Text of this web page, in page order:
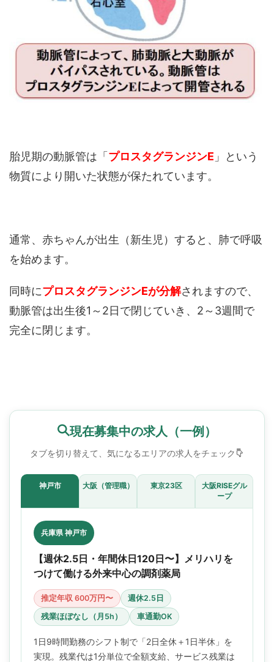
胎児期の動脈管は「プロスタグランジンE 」という
物質により開いた状態が保たれています。
通常、赤ちゃんが出生（新生児）すると、肺で呼吸
を始めます。
同時にプロスタグランジンEが分解されますので、
動脈管は出生後1～2日で閉じていき、2～3週間で
完全に閉じます。
現在募集中の求人（一例）
タブを切り替えて、気になるエリアの求人をチェック
神戸市 大阪（管理職） 東京23区
大阪RISEグル
ープ
兵庫県 神戸市
【週休2.5日・年間休日120日〜】メリハリを
つけて働ける外来中心の調剤薬局
推定年収 600万円〜
週休2.5日
残業ほぼなし（月5h）
車通勤OK
1日9時間勤務のシフト制で「2日全休＋1日半休」を
実現。残業代は1分単位で全額支給、サービス残業は